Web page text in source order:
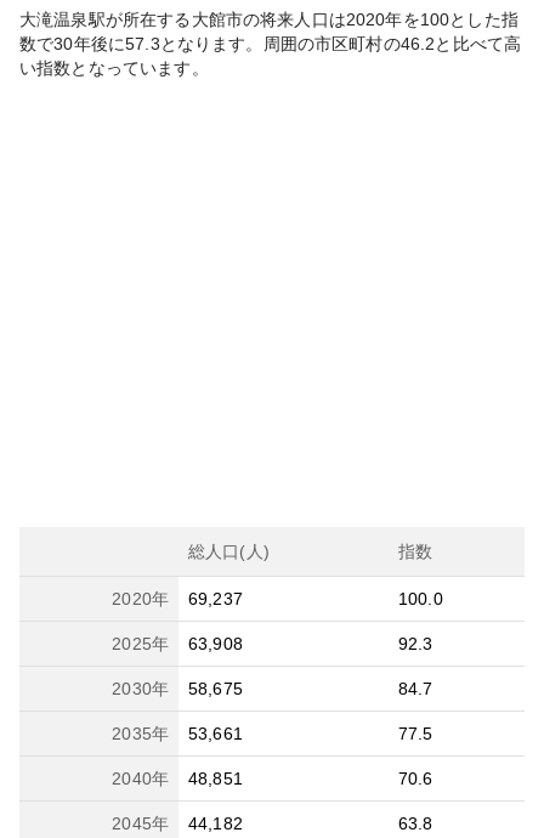
大滝温泉駅が所在する 大館市の将来人口は2020年を100とした指
数で30年後に57.3となります。 周囲の市区町村の46.2と比べて高
い指数となっています。
総人口(人) 指数
2020年 69,237 100.0
2025年 63,908 92.3
2030年 58,675 84.7
2035年 53,661 77.5
2040年 48,851 70.6
2045年 44,182 63.8